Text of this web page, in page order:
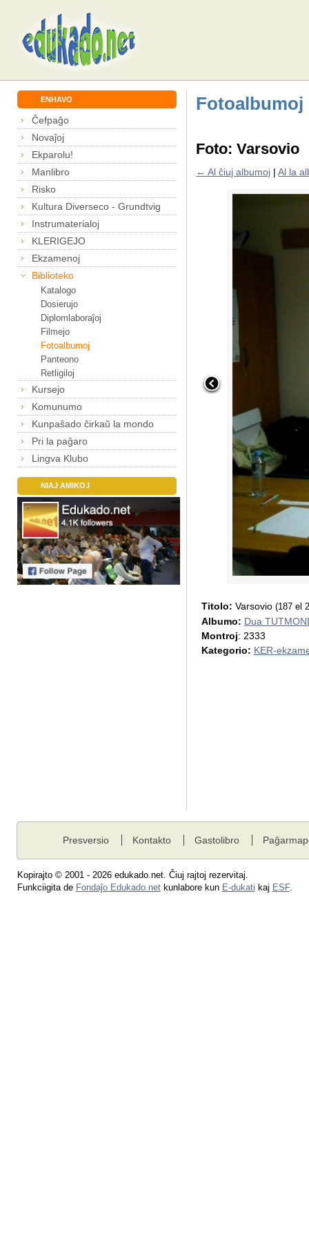
ENHAVO
Ĉefpaĝo
Novaĵoj
Ekparolu!
Manlibro
Risko
Kultura Diverseco - Grundtvig
Instrumaterialoj
KLERIGEJO
Ekzamenoj
Biblioteko
Katalogo
Dosierujo
Diplomlaboraĵoj
Filmejo
Fotoalbumoj
Panteono
Retligiloj
Kursejo
Komunumo
Kunpaŝado ĉirkaŭ la mondo
Pri la paĝaro
Lingva Klubo
NIAJ AMIKOJ
Fotoalbumoj
Foto: Varsovio
← Al ĉiuj albumoj |Al la
Titolo: Varsovio (187 el
Albumo: Dua
Montroj: 2333
Kategorio: KER-
Presversio Kontakto Gastolibro
Kopirajto © 2001 - 2026 edukado.net. Ĉiuj rajtoj rezervitaj.
Funkciigita de Fondaĵo Edukado.netkunlabore kun E-dukati kaj ESF.